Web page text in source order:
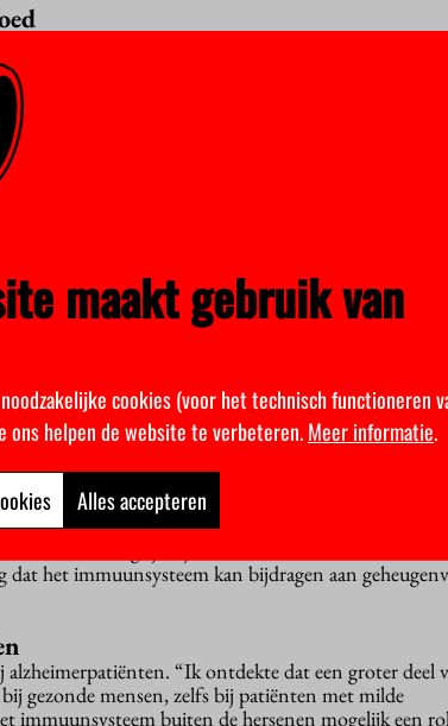
Van Olst deze immuuncellen bij
promotieonderzoek op de VU keek Van Olst ook naar
dat bestaat uit een verzameling van verschillende
dat het immuunsysteem in de hersenen
recentelijk het tegendeel bewezen. Van Olst
ons bloed dan misschien toch wat met hersenziektes
dan microglia werken, het voelde een beetje als
gewerkt, realiseer ik me dat de immuuncellen in je
een enorm leger aan immuuncellen dat verspreid
tegengaan door het immuunsysteem
uit het bloed van oude muizen voor een
jonge muizen kunnen zorgen. Dat kan op zijn beurt
“Dus misschien kunnen we hersenveroudering
gezond te houden.”
de ziekte van Alzheimer toonde Van Olst aan dat
die belangrijk zijn voor het maken van
het immuunsysteem kan bijdragen aan
“Ik ontdekte dat een groter deel
gezonde mensen, zelfs bij patiënten met milde
immuunsysteem buiten de hersenen mogelijk een
maakt gebruik van
cookies (voor het technisch functioneren
helpen de website te verbeteren.Meer informatie.
Alles accepteren